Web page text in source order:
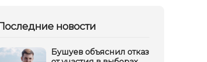
новости
Бушуев объяснил отказ